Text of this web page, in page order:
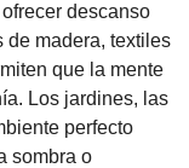
descanso
de madera, textiles
que la mente
Los jardines, las
perfecto
sombra o